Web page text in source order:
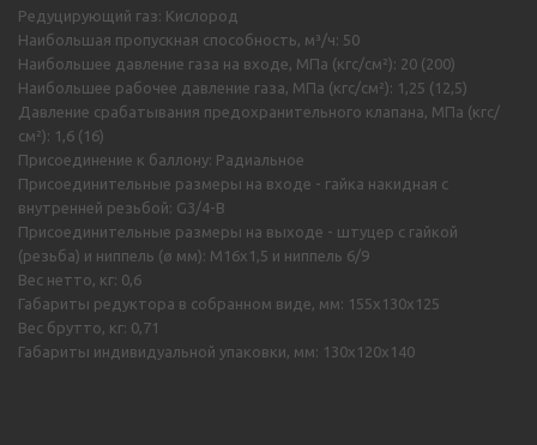
Редуцирующий газ: Кислород
Наибольшая пропускная способность, м³/ч: 50
Наибольшее давление газа на входе, МПа (кгс/см²): 20 (200)
Наибольшее рабочее давление газа, МПа (кгс/см²): 1,25 (12,5)
Давление срабатывания предохранительного клапана, МПа (кгс/
см²): 1,6 (16)
Присоединение к баллону: Радиальное
Присоединительные размеры на входе - гайка накидная с
внутренней резьбой: G3/4-B
Присоединительные размеры на выходе - штуцер с гайкой
(резьба) и ниппель (ø мм): M16х1,5 и ниппель 6/9
Вес нетто, кг: 0,6
Габариты редуктора в собранном виде, мм: 155х130х125
Вес брутто, кг: 0,71
Габариты индивидуальной упаковки, мм: 130х120х140